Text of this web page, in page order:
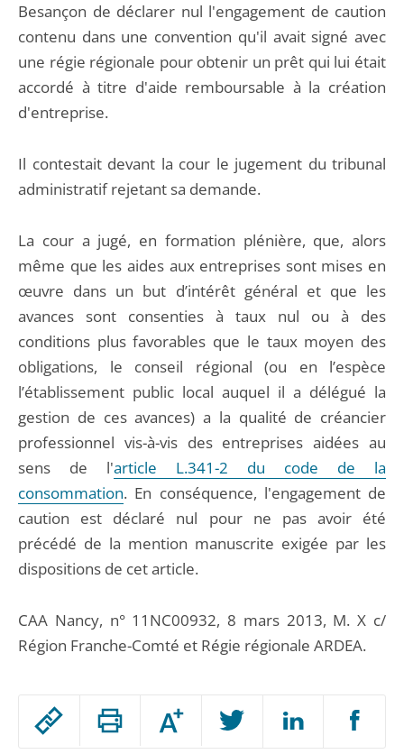
Passer
Augmenter
ou
Besançon de déclarer nul l'engagement de caution
contenu dans une convention qu'il avait signé avec
une régie régionale pour obtenir un prêt qui lui était
accordé à titre d'aide remboursable à la création
d'entreprise.
Il contestait devant la cour le jugement du tribunal
administratif rejetant sa demande.
La cour a jugé, en formation plénière, que, alors
même que les aides aux entreprises sont mises en
œuvre dans un but d’intérêt général et que les
avances sont consenties à taux nul ou à des
conditions plus favorables que le taux moyen des
obligations, le conseil régional (ou en l’espèce
l’établissement public local auquel il a délégué la
gestion de ces avances) a la qualité de créancier
professionnel vis-à-vis des entreprises aidées au
sens de l'article L.341-2 du code de la
consommation. En conséquence, l'engagement de
caution est déclaré nul pour ne pas avoir été
précédé de la mention manuscrite exigée par les
dispositions de cet article.
CAA Nancy, n° 11NC00932, 8 mars 2013, M. X c/
Région Franche-Comté et Régie régionale ARDEA.